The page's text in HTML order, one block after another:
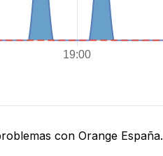
con Orange España.